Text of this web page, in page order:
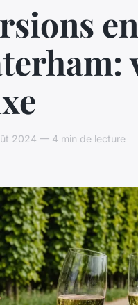
2024 — 4 min de lecture